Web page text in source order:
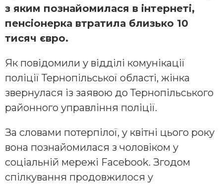
з яким познайомилася в інтернеті,
пенсіонерка втратила близько 10
тисяч євро.
Як повідомили у відділі комунікації
поліції Тернопільської області, жінка
звернулася із заявою до Тернопільського
районного управління поліції.
За словами потерпілої, у квітні цього року
вона познайомилася з чоловіком у
соціальній мережі Facebook. Згодом
спілкування продовжилося у